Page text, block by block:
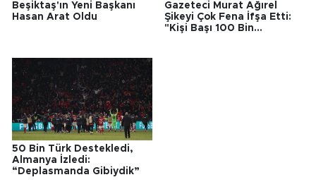
Beşiktaş'ın Yeni Başkanı
Hasan Arat Oldu
Gazeteci Murat Ağırel
Şikeyi Çok Fena İfşa Etti:
"Kişi Başı 100 Bin
50 Bin Türk Destekledi,
Almanya İzledi:
“Deplasmanda Gibiydik”